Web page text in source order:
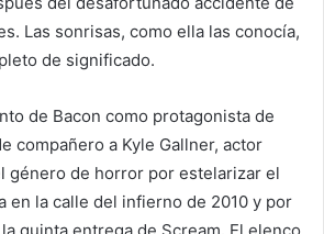
Las sonrisas, como ella las conocía,
de significado.
de Bacon como protagonista de
compañero a Kyle Gallner, actor
género de horror por estelarizar el
en la calle del infierno de 2010 y por